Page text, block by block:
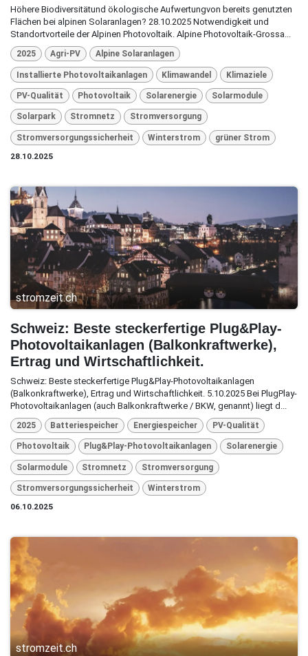
Höhere Biodiversitätund ökologische Aufwertungvon bereits genutzten
Flächen bei alpinen Solaranlagen? 28.10.2025 Notwendigkeit und
Standortvorteile der Alpinen Photovoltaik. Alpine Photovoltaik-Grossa...
2025 Agri-PV Alpine Solaranlagen
Installierte Photovoltaikanlagen Klimawandel Klimaziele
PV-Qualität Photovoltaik Solarenergie Solarmodule
Solarpark Stromnetz Stromversorgung
Stromversorgungssicherheit Winterstrom
grüner Strom
28.10.2025
stromzeit.ch
Schweiz: Beste steckerfertige Plug&Play-
Photovoltaikanlagen (Balkonkraftwerke),
Ertrag und Wirtschaftlichkeit.
Schweiz: Beste steckerfertige Plug&Play-Photovoltaikanlagen
(Balkonkraftwerke), Ertrag und Wirtschaftlichkeit. 5.10.2025 Bei PlugPlay-
Photovoltaikanlagen (auch Balkonkraftwerke / BKW, genannt) liegt d...
2025 Batteriespeicher Energiespeicher PV-Qualität
Photovoltaik Plug&Play-Photovoltaikanlagen Solarenergie
Solarmodule Stromnetz Stromversorgung
Stromversorgungssicherheit
Winterstrom
06.10.2025
stromzeit.ch